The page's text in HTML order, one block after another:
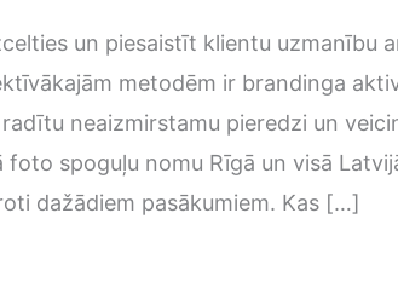
un piesaistīt klientu uzmanību
metodēm ir brandinga
neaizmirstamu pieredzi un
spoguļu nomu Rīgā un visā
dažādiem pasākumiem. Kas […]